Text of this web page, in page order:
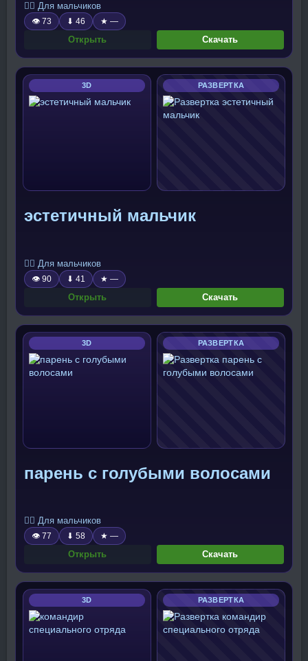
🧍‍♂️ Для мальчиков
👁 73 ⬇ 46 ★ —
Открыть Скачать
3D РАЗВЕРТКА
эстетичный мальчик
🧍‍♂️ Для мальчиков
👁 90 ⬇ 41 ★ —
Открыть Скачать
3D РАЗВЕРТКА
парень с голубыми волосами
🧍‍♂️ Для мальчиков
👁 77 ⬇ 58 ★ —
Открыть Скачать
3D РАЗВЕРТКА